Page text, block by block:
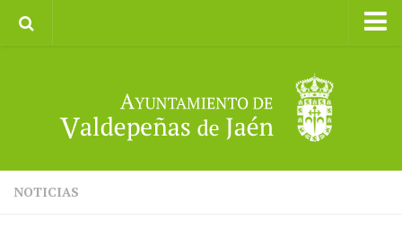
II CXM ROMPEALBARCAS 2023
NOTICIAS